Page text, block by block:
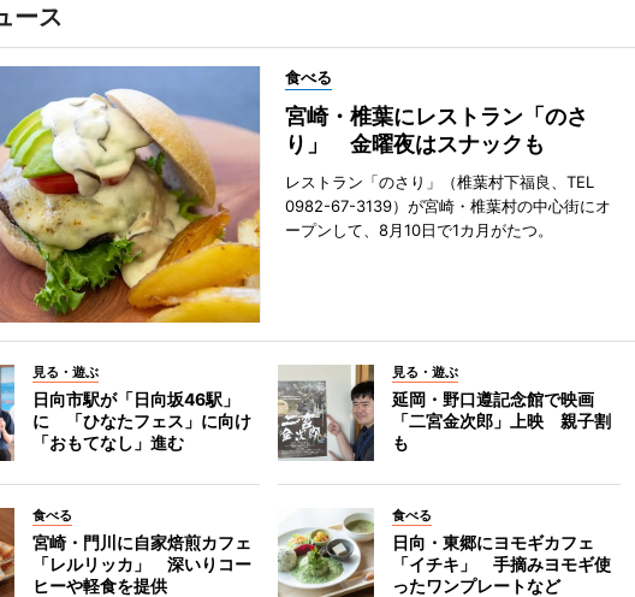
ース
食べる
宮崎・椎葉にレストラン「のさ
り」 金曜夜はスナックも
レストラン「のさり」（椎葉村下福良、TEL
0982-67-3139）が宮崎・椎葉村の中心街にオ
ープンして、8月10日で1カ月がたつ。
見る・遊ぶ
日向市駅が「日向坂46駅」
に 「ひなたフェス」に向け
「おもてなし」進む
見る・遊ぶ
延岡・野口遵記念館で映画
「二宮金次郎」上映 親子割
も
食べる
宮崎・門川に自家焙煎カフェ
「レルリッカ」 深いりコー
ヒーや軽食を提供
食べる
日向・東郷にヨモギカフェ
「イチキ」 手摘みヨモギ使
ったワンプレートなど